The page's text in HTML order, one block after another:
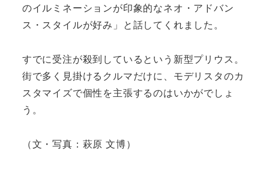
のイルミネーションが印象的なネオ・アドバン
ス・スタイルが好み」と話してくれました。
すでに受注が殺到しているという新型プリウス。
街で多く見掛けるクルマだけに、モデリスタのカ
スタマイズで個性を主張するのはいかがでしょ
う。
（文・写真：萩原 文博）